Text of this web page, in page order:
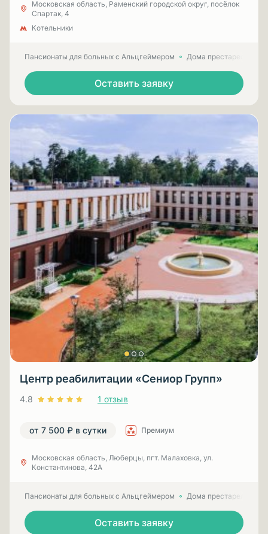
Московская область, Раменский городской округ, посёлок
Спартак, 4
Котельники
Пансионаты для больных с Альцгеймером Дома престарелых
Оставить заявку
Центр реабилитации «Сениор Групп»
4.8 1 отзыв
от 7 500 ₽ в сутки Премиум
Московская область, Люберцы, пгт. Малаховка, ул.
Константинова, 42А
Пансионаты для больных с Альцгеймером Дома престарелых
Оставить заявку